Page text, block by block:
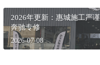
察名单，无疑是一个理性
收藏 海报